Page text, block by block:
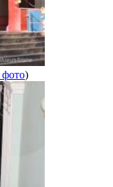
фото)